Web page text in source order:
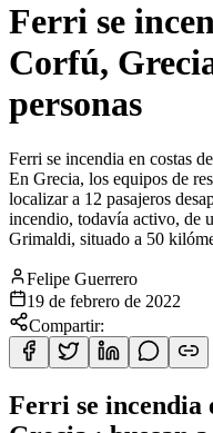
Ferri se
Corfú,
personas
Ferri se incendia en costas
En Grecia, los equipos de
localizar a 12 pasajeros
incendio, todavía activo, de
Grimaldi, situado a 50
Felipe Guerrero
19 de febrero de 2022
Compartir:
Ferri se incendia